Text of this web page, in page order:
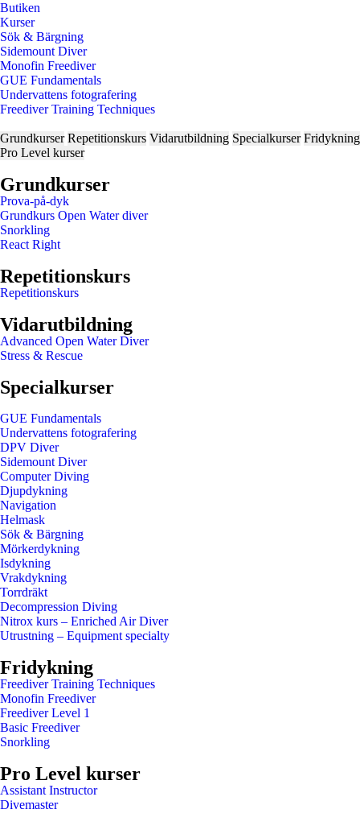
Butiken
Kurser
Sök & Bärgning
Sidemount Diver
Monofin Freediver
GUE Fundamentals
Undervattens fotografering
Freediver Training Techniques
Grundkurser Repetitionskurs Vidarutbildning Specialkurser Fridykning
Pro Level kurser
Grundkurser
Prova-på-dyk
Grundkurs Open Water diver
Snorkling
React Right
Repetitionskurs
Repetitionskurs
Vidarutbildning
Advanced Open Water Diver
Stress & Rescue
Specialkurser
GUE Fundamentals
Undervattens fotografering
DPV Diver
Sidemount Diver
Computer Diving
Djupdykning
Navigation
Helmask
Sök & Bärgning
Mörkerdykning
Isdykning
Vrakdykning
Torrdräkt
Decompression Diving
Nitrox kurs – Enriched Air Diver
Utrustning – Equipment specialty
Fridykning
Freediver Training Techniques
Monofin Freediver
Freediver Level 1
Basic Freediver
Snorkling
Pro Level kurser
Assistant Instructor
Divemaster